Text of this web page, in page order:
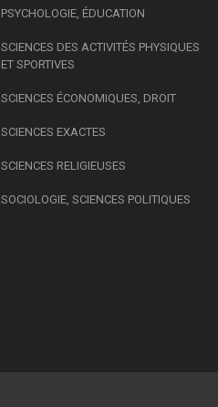
PSYCHOLOGIE, ÉDUCATION
SCIENCES DES ACTIVITÉS PHYSIQUES
ET SPORTIVES
SCIENCES ÉCONOMIQUES, DROIT
SCIENCES EXACTES
SCIENCES RELIGIEUSES
SOCIOLOGIE, SCIENCES POLITIQUES